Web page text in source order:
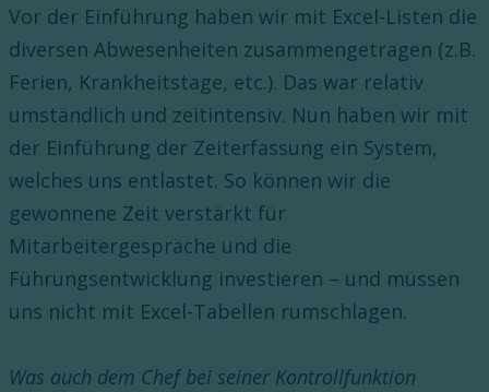
Vor der Einführung haben wir mit Excel-Listen die
diversen Abwesenheiten zusammengetragen (z.B.
Ferien, Krankheitstage, etc.). Das war relativ
umständlich und zeitintensiv. Nun haben wir mit
der Einführung der Zeiterfassung ein System,
welches uns entlastet. So können wir die
gewonnene Zeit verstärkt für
Mitarbeitergespräche und die
Führungsentwicklung investieren – und müssen
uns nicht mit Excel-Tabellen rumschlagen.
Was auch dem Chef bei seiner Kontrollfunktion